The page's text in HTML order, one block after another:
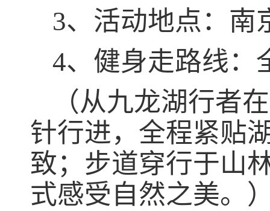
3、活动地点：南
4、健身走路线：
（从九龙湖行者
针行进，全程紧贴
致；步道穿行于山
式感受自然之美。